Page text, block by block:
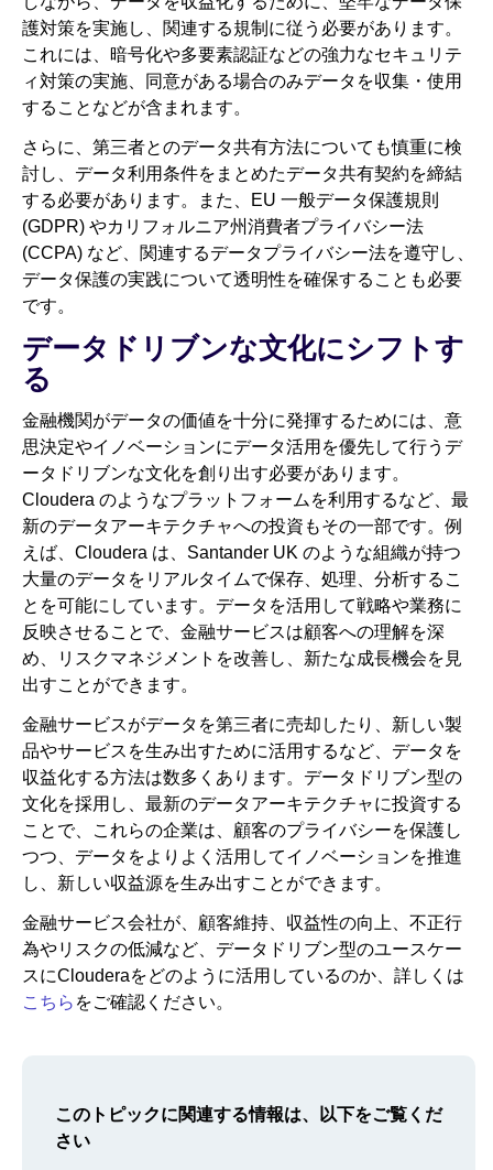
護対策を実施し、関連する規制に従う必要があります。
これには、暗号化や多要素認証などの強力なセキュリテ
ィ対策の実施、同意がある場合のみデータを収集・使用
することなどが含まれます。
さらに、第三者とのデータ共有方法についても慎重に検
討し、データ利用条件をまとめたデータ共有契約を締結
する必要があります。また、EU 一般データ保護規則
(GDPR) やカリフォルニア州消費者プライバシー法
(CCPA) など、関連するデータプライバシー法を遵守し、
データ保護の実践について透明性を確保することも必要
です。
データドリブンな文化にシフトす
る
金融機関がデータの価値を十分に発揮するためには、意
思決定やイノベーションにデータ活用を優先して行うデ
ータドリブンな文化を創り出す必要があります。
Cloudera のようなプラットフォームを利用するなど、最
新のデータアーキテクチャへの投資もその一部です。例
えば、Cloudera は、Santander UK のような組織が持つ
大量のデータをリアルタイムで保存、処理、分析するこ
とを可能にしています。データを活用して戦略や業務に
反映させることで、金融サービスは顧客への理解を深
め、リスクマネジメントを改善し、新たな成長機会を見
出すことができます。
金融サービスがデータを第三者に売却したり、新しい製
品やサービスを生み出すために活用するなど、データを
収益化する方法は数多くあります。データドリブン型の
文化を採用し、最新のデータアーキテクチャに投資する
ことで、これらの企業は、顧客のプライバシーを保護し
つつ、データをよりよく活用してイノベーションを推進
し、新しい収益源を生み出すことができます。
金融サービス会社が、顧客維持、収益性の向上、不正行
為やリスクの低減など、データドリブン型のユースケー
スにClouderaをどのように活用しているのか、詳しくは
こちら をご確認ください。
このトピックに関連する情報は、以下をご覧くだ
さい